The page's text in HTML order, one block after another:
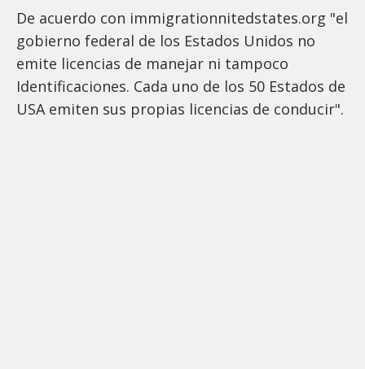
De acuerdo con immigrationnitedstates.org "el
gobierno federal de los Estados Unidos no
emite licencias de manejar ni tampoco
Identificaciones. Cada uno de los 50 Estados de
USA emiten sus propias licencias de conducir".